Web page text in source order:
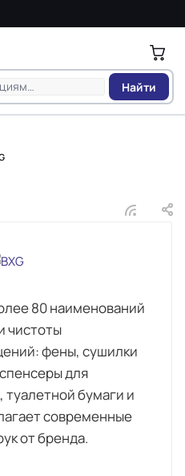
Найти
80 наименований
чистоты
фены, сушилки
для
бумаги и
современные
от бренда.